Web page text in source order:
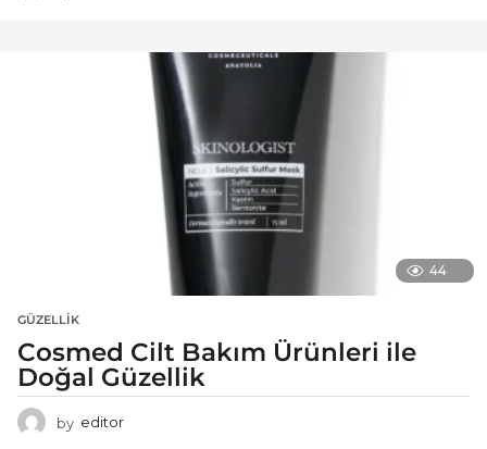
44
GÜZELLIK
Cosmed Cilt Bakım Ürünleri ile
Doğal Güzellik
by editor